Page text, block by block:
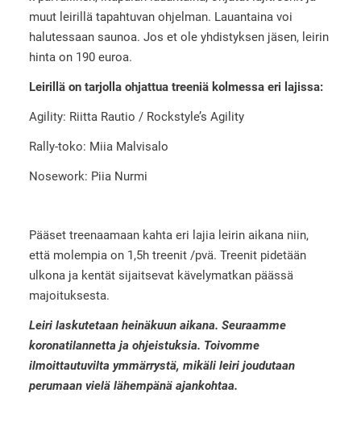
muut leirillä tapahtuvan ohjelman. Lauantaina voi
halutessaan saunoa. Jos et ole yhdistyksen jäsen, leirin
hinta on 190 euroa.
Leirillä on tarjolla ohjattua treeniä kolmessa eri lajissa:
Agility: Riitta Rautio / Rockstyle’s Agility
Rally-toko: Miia Malvisalo
Nosework: Piia Nurmi
Pääset treenaamaan kahta eri lajia leirin aikana niin,
että molempia on 1,5h treenit /pvä. Treenit pidetään
ulkona ja kentät sijaitsevat kävelymatkan päässä
majoituksesta.
Leiri laskutetaan heinäkuun aikana. Seuraamme
koronatilannetta ja ohjeistuksia. Toivomme
ilmoittautuvilta ymmärrystä, mikäli leiri joudutaan
perumaan vielä lähempänä ajankohtaa.